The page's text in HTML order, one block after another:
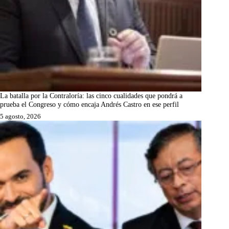
La batalla por la Contraloría: las cinco cualidades que pondrá a
prueba el Congreso y cómo encaja Andrés Castro en ese perfil
5 agosto, 2026